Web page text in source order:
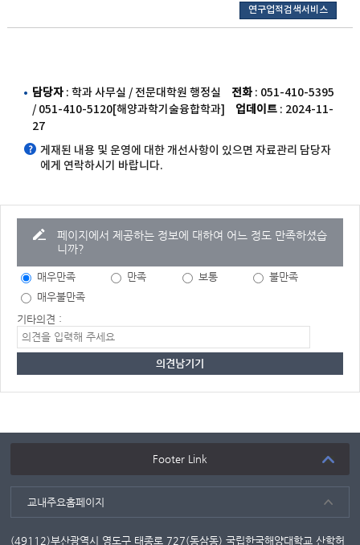
연구업적검색서비스
담당자 : 학과 사무실 / 전문대학원 행정실 전화 : 051-410-5395
/ 051-410-5120[해양과학기술융합학과]
업데이트 : 2024-11-
27
게재된 내용 및 운영에 대한 개선사항이 있으면 자료관리 담당자
에게 연락하시기 바랍니다.
페이지에서 제공하는 정보에 대하여 어느 정도 만족하셨습
니까?
매우만족 만족 보통
불만족
매우불만족
기타의견 :
Footer Link
교내주요홈페이지
(49112)부산광역시 영도구 태종로 727(동삼동) 국립한국해양대학교 산학허